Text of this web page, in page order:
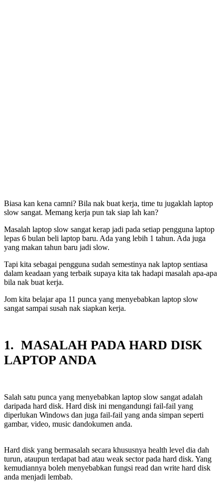
Biasa kan kena camni? Bila nak buat kerja, time tu jugaklah laptop
slow sangat. Memang kerja pun tak siap lah kan?
Masalah laptop slow sangat kerap jadi pada setiap pengguna laptop
lepas 6 bulan beli laptop baru. Ada yang lebih 1 tahun. Ada juga
yang makan tahun baru jadi slow.
Tapi kita sebagai pengguna sudah semestinya nak laptop sentiasa
dalam keadaan yang terbaik supaya kita tak hadapi masalah apa-apa
bila nak buat kerja.
Jom kita belajar apa 11 punca yang menyebabkan laptop slow
sangat sampai susah nak siapkan kerja.
1. MASALAH PADA HARD DISK
LAPTOP ANDA
Salah satu punca yang menyebabkan laptop slow sangat adalah
daripada hard disk. Hard disk ini mengandungi fail-fail yang
diperlukan Windows dan juga fail-fail yang anda simpan seperti
gambar, video, music dandokumen anda.
Hard disk yang bermasalah secara khususnya health level dia dah
turun, ataupun terdapat bad atau weak sector pada hard disk. Yang
kemudiannya boleh menyebabkan fungsi read dan write hard disk
anda menjadi lembab.